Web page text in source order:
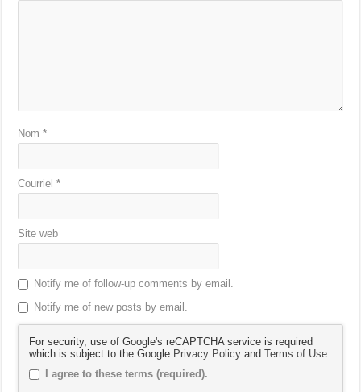
Nom*
Courriel*
Site web
Notify me of follow-up comments by email.
Notify me of new posts by email.
For security, use of Google's reCAPTCHA service is required
which is subject to the Google Privacy Policy andTerms of Use
I agree to these terms (required).